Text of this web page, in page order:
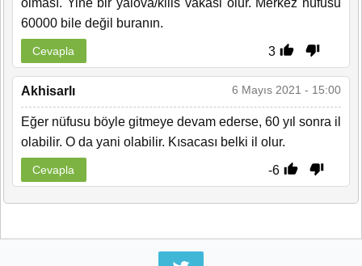
60000 bile değil buranın.
3
Cevapla
Akhisarlı 6 Mayıs 2021 - 15:00
Eğer nüfusu böyle gitmeye devam ederse, 60 yıl sonra il
olabilir. O da yani olabilir. Kısacası belki il olur.
-6
Cevapla